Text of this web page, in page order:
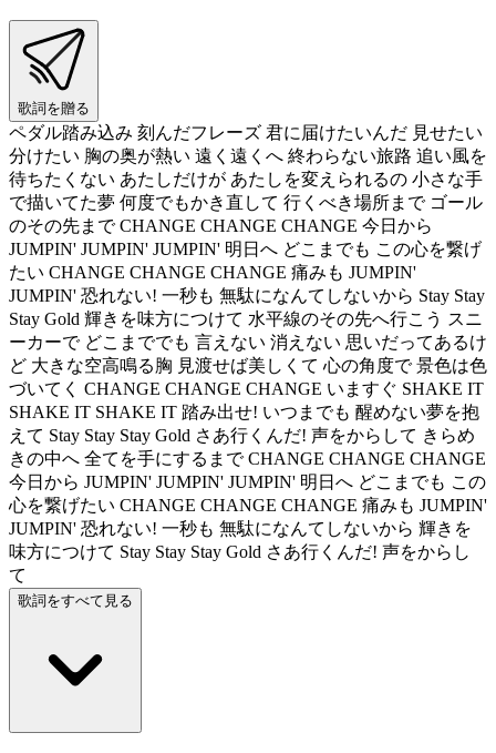
歌詞を贈る
ペダル踏み込み 刻んだフレーズ 君に届けたいんだ 見せたい
分けたい 胸の奥が熱い 遠く遠くへ 終わらない旅路 追い風を
待ちたくない あたしだけが あたしを変えられるの 小さな手
で描いてた夢 何度でもかき直して 行くべき場所まで ゴール
のその先まで CHANGE CHANGE CHANGE 今日から
JUMPIN' JUMPIN' JUMPIN' 明日へ どこまでも この心を繋げ
たい CHANGE CHANGE CHANGE 痛みも JUMPIN'
JUMPIN' 恐れない! 一秒も 無駄になんてしないから Stay Stay
Stay Gold 輝きを味方につけて 水平線のその先へ行こう スニ
ーカーで どこまででも 言えない 消えない 思いだってあるけ
ど 大きな空高鳴る胸 見渡せば美しくて 心の角度で 景色は色
づいてく CHANGE CHANGE CHANGE いますぐ SHAKE IT
SHAKE IT SHAKE IT 踏み出せ! いつまでも 醒めない夢を抱
えて Stay Stay Stay Gold さあ行くんだ! 声をからして きらめ
きの中へ 全てを手にするまで CHANGE CHANGE CHANGE
今日から JUMPIN' JUMPIN' JUMPIN' 明日へ どこまでも この
心を繋げたい CHANGE CHANGE CHANGE 痛みも JUMPIN'
JUMPIN' 恐れない! 一秒も 無駄になんてしないから 輝きを
味方につけて Stay Stay Stay Gold さあ行くんだ! 声をからし
て
歌詞をすべて見る